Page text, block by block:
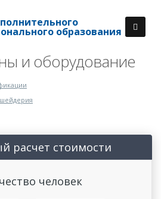
образования
и оборудование
расчет стоимости
человек